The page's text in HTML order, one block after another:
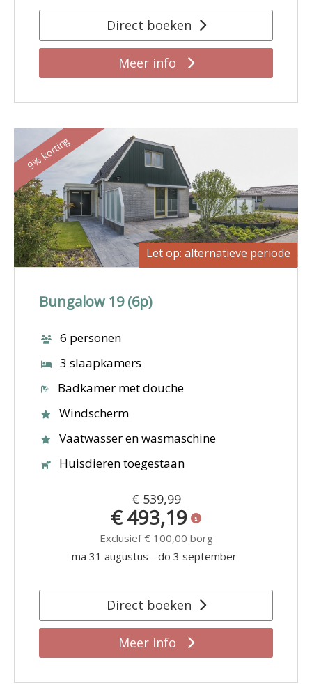
Direct boeken
Meer info
9% korting
Let op: alternatieve periode
Bungalow 19 (6p)
6 personen
3 slaapkamers
Badkamer met douche
Windscherm
Vaatwasser en wasmaschine
Huisdieren toegestaan
€ 539,99
€ 493,19
Exclusief € 100,00 borg
ma 31 augustus - do 3 september
Direct boeken
Meer info